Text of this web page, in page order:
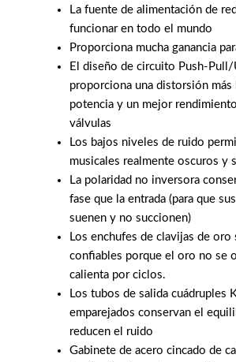
La fuente de alimentación de
funcionar en todo el mundo
Proporciona mucha ganancia
El diseño de circuito Push-
proporciona una distorsión más
potencia y un mejor
válvulas
Los bajos niveles de ruido
musicales realmente oscuros y
La polaridad no inversora
fase que la entrada (para que
suenen y no succionen)
Los enchufes de clavijas de oro
confiables porque el oro no se
calienta por ciclos.
Los tubos de salida cuádruples
emparejados conservan el
reducen el ruido
Gabinete de acero cincado de